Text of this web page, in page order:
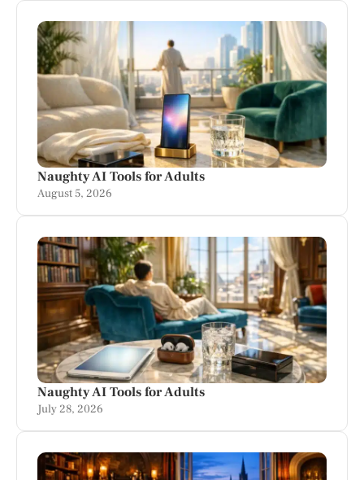
Naughty AI Tools for Adults
August 5, 2026
Naughty AI Tools for Adults
July 28, 2026